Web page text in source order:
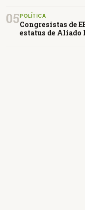
05 POLÍTICA
Congresistas de
estatus de Aliado